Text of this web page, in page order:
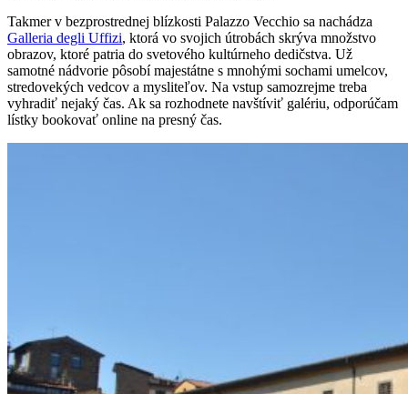
Takmer v bezprostrednej blízkosti Palazzo Vecchio sa nachádza
Galleria degli Uffizi, ktorá vo svojich útrobách skrýva množstvo
obrazov, ktoré patria do svetového kultúrneho dedičstva. Už
samotné nádvorie pôsobí majestátne s mnohými sochami umelcov,
stredovekých vedcov a mysliteľov. Na vstup samozrejme treba
vyhradiť nejaký čas. Ak sa rozhodnete navštíviť galériu, odporúčam
lístky bookovať online na presný čas.